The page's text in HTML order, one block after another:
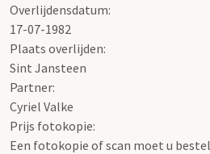
Overlijdensdatum:
17-07-1982
Plaats overlijden:
Sint Jansteen
Partner:
Cyriel Valke
Prijs fotokopie:
Een fotokopie of scan moet u